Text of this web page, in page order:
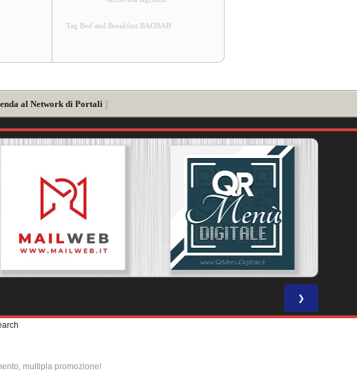
Tag Bed and Breakfast BAOBAB
al Network di Portali ]
❯
multipla promozione!